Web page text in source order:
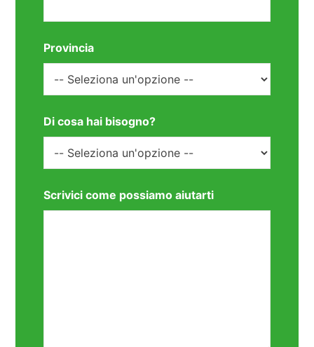
Provincia
Di cosa hai bisogno?
Scrivici come possiamo aiutarti